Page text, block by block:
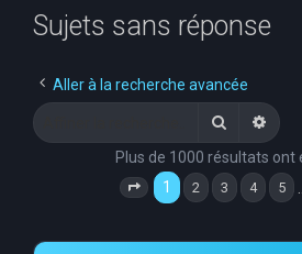
Sujets sans réponse
Aller à la recherche avancée
Rechercher
Plus de 1000 résultats ont
Page 1 sur40
1 2 3 4 5